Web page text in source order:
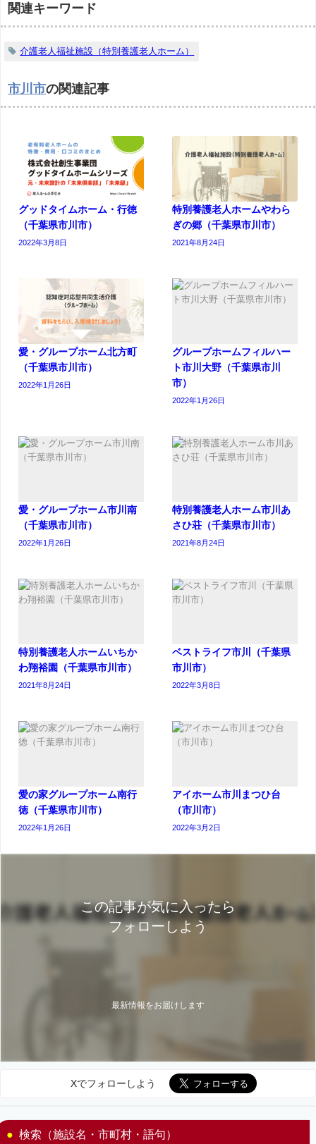
関連キーワード
介護老人福祉施設（特別養護老人ホーム）
市川市の関連記事
グッドタイムホーム・行徳
（千葉県市川市）
2022年3月8日
特別養護老人ホームやわら
ぎの郷（千葉県市川市）
2021年8月24日
愛・グループホーム北方町
（千葉県市川市）
2022年1月26日
グループホームフィルハー
ト市川大野（千葉県市川
市）
2022年1月26日
愛・グループホーム市川南
（千葉県市川市）
2022年1月26日
特別養護老人ホーム市川あ
さひ荘（千葉県市川市）
2021年8月24日
特別養護老人ホームいちか
わ翔裕園（千葉県市川市）
2021年8月24日
ベストライフ市川（千葉県
市川市）
2022年3月8日
愛の家グループホーム南行
徳（千葉県市川市）
2022年1月26日
アイホーム市川まつひ台
（市川市）
2022年3月2日
この記事が気に入ったら
フォローしよう
最新情報をお届けします
Xでフォローしよう
検索（施設名・市町村・語句）